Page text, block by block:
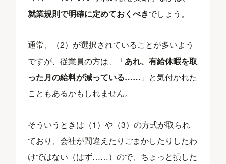
就業規則で明確に定めておくべきでしょう。
通常、（2）が選択されていることが多いよう
ですが、従業員の方は、「あれ、有給休暇を取
った月の給料が減っている…… 」と気付かれた
こともあるかもしれません。
そういうときは（1）や（3）の方式が取られ
ており、会社が間違えたりごまかしたりしたわ
けではない（はず……）ので、ちょっと損した